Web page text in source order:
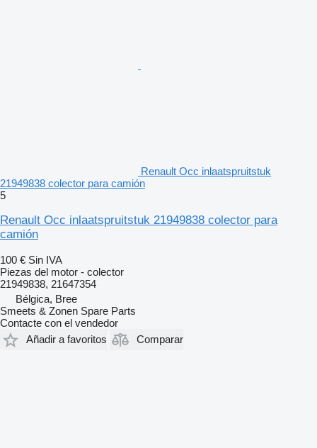
Renault Occ inlaatspruitstuk
21949838 colector para camión
5
Renault Occ inlaatspruitstuk 21949838 colector para
camión
100 € Sin IVA
Piezas del motor - colector
21949838, 21647354
Bélgica, Bree
Smeets & Zonen Spare Parts
Contacte con el vendedor
Añadir a favoritos
Comparar